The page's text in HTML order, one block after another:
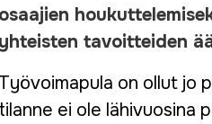
osaajien
yhteisten tavoitteiden
Työvoimapula on ollut jo
tilanne ei ole lähivuosina